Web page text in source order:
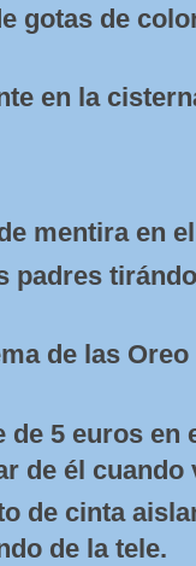
gotas de
en la
mentira en
padres
de las
de 5 euros en
de él cuando
de cinta
de la tele.